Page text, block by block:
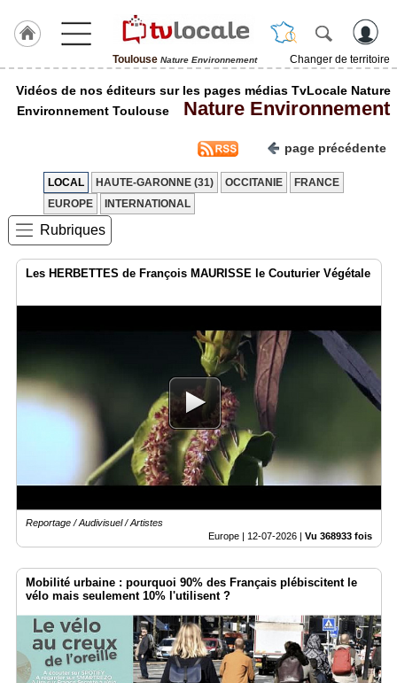
Toulouse Nature Environnement
Changer de territoire
J'adhère
Hulcoq
TvLocale
France
Accueil
Vidéos
annuaire
Accès
Vidéos de nos éditeurs sur les pages médias TvLocale Nature
Environnement Toulouse
Nature Environnement
page précédente
LOCAL HAUTE-GARONNE (31) OCCITANIE
FRANCE
EUROPE
INTERNATIONAL
Rubriques
Les HERBETTES de François MAURISSE le Couturier Végétale
Reportage / Audivisuel / Artistes
Europe | 12-07-2026 Vu 368933 fois
Mobilité urbaine : pourquoi 90% des Français plébiscitent le
vélo mais seulement 10% l'utilisent ?